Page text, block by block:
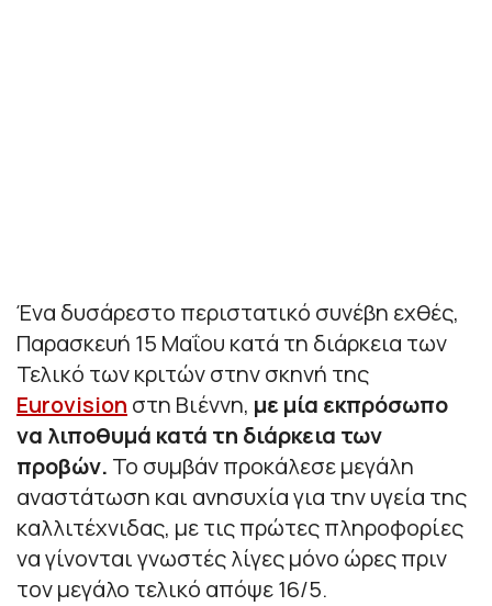
Ένα δυσάρεστο περιστατικό συνέβη εχθές,
Παρασκευή 15 Μαΐου κατά τη διάρκεια των
Τελικό των κριτών στην σκηνή της
Eurovision στη Βιέννη, με μία εκπρόσωπο
να λιποθυμά κατά τη διάρκεια των
προβών. Το συμβάν προκάλεσε μεγάλη
αναστάτωση και ανησυχία για την υγεία της
καλλιτέχνιδας, με τις πρώτες πληροφορίες
να γίνονται γνωστές λίγες μόνο ώρες πριν
τον μεγάλο τελικό απόψε 16/5.